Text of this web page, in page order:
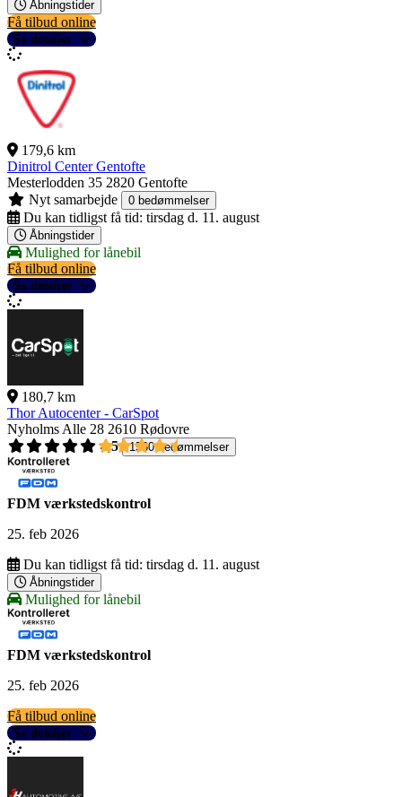
Åbningstider
Få tilbud online
Se detaljer
179,6 km
Dinitrol Center Gentofte
Mesterlodden 35 2820 Gentofte
Nyt samarbejde
0 bedømmelser
Du kan tidligst få tid: tirsdag d. 11. august
Åbningstider
Mulighed for lånebil
Få tilbud online
Se detaljer
180,7 km
Thor Autocenter - CarSpot
Nyholms Alle 28 2610 Rødovre
4,5
1560 bedømmelser
FDM værkstedskontrol
25. feb 2026
Du kan tidligst få tid: tirsdag d. 11. august
Åbningstider
Mulighed for lånebil
FDM værkstedskontrol
25. feb 2026
Få tilbud online
Se detaljer